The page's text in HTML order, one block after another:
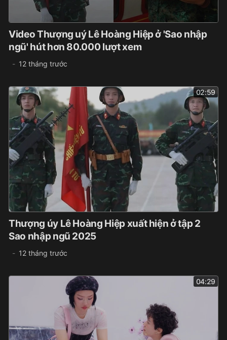
Video Thượng uý Lê Hoàng Hiệp ở 'Sao nhập
ngũ' hút hơn 80.000 lượt xem
12 tháng trước
02:59
Thượng úy Lê Hoàng Hiệp xuất hiện ở tập 2
Sao nhập ngũ 2025
12 tháng trước
04:29